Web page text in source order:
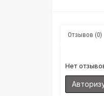
Отзывов (0)
Нет